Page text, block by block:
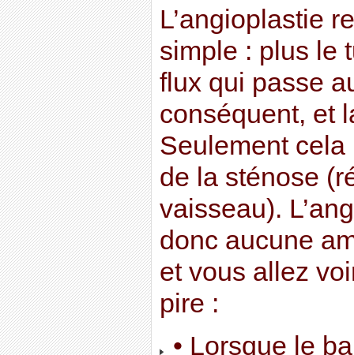
L’angioplastie
simple : plus le
flux qui passe
conséquent, et
Seulement
de la sténose
vaisseau).
donc aucune
et vous allez
pire :
• Lorsque le